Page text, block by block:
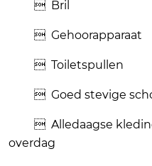
 Bril
 Gehoorapparaat
 Toiletspullen
 Goed stevige
 Alledaagse
overdag